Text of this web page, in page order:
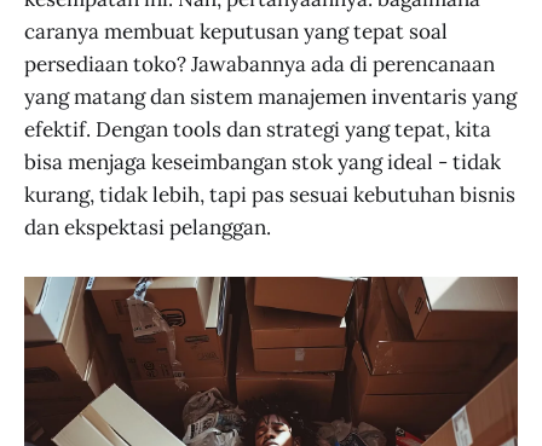
caranya membuat keputusan yang tepat soal
persediaan toko? Jawabannya ada di perencanaan
yang matang dan sistem manajemen inventaris yang
efektif. Dengan tools dan strategi yang tepat, kita
bisa menjaga keseimbangan stok yang ideal - tidak
kurang, tidak lebih, tapi pas sesuai kebutuhan bisnis
dan ekspektasi pelanggan.